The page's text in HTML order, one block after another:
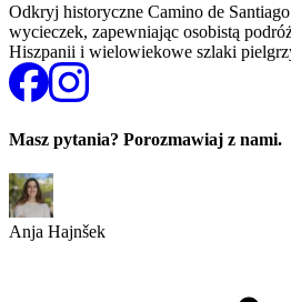
Odkryj historyczne Camino de
wycieczek, zapewniając osobistą
Hiszpanii i wielowiekowe szlaki
Masz pytania? Porozmawiaj z nami.
Anja Hajnšek